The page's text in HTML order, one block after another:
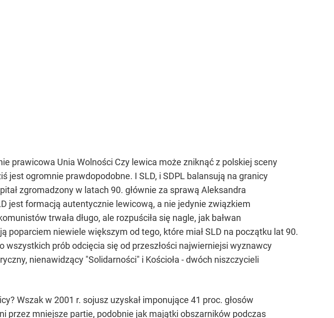
prawicowa Unia Wolności Czy lewica może zniknąć z polskiej sceny
jest ogromnie prawdopodobne. I SLD, i SDPL balansują na granicy
zgromadzony w latach 90. głównie za sprawą Aleksandra
jest formacją autentycznie lewicową, a nie jedynie związkiem
trwała długo, ale rozpuściła się nagle, jak bałwan
poparciem niewiele większym od tego, które miał SLD na początku lat 90.
prób odcięcia się od przeszłości najwierniejsi wyznawcy
nienawidzący "Solidarności" i Kościoła - dwóch niszczycieli
Wszak w 2001 r. sojusz uzyskał imponujące 41 proc. głosów
przez mniejsze partie, podobnie jak majątki obszarników podczas